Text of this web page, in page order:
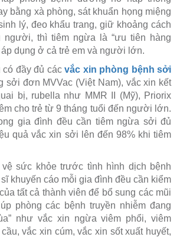
bằng xà phòng, sát khuẩn họng miệng
lý, đeo khẩu trang, giữ khoảng cách
người, thì tiêm ngừa là “ưu tiên hàng
dụng ở cả trẻ em và người lớn.
có đầy đủ cácvắc xin phòng bệnh sởi
sởi đơn MVVac (Việt Nam), vắc xin kết
bị, rubella như MMR II (Mỹ), Priorix
cho trẻ từ 9 tháng tuổi đến người lớn.
gia đình đều cần tiêm ngừa sởi đủ
quả vắc xin sởi lên đến 98% khi tiêm
sức khỏe trước tình hình dịch bệnh
khuyến cáo mỗi gia đình đều cần kiểm
tất cả thành viên để bổ sung các mũi
phòng các bệnh truyền nhiễm đang
như vắc xin ngừa viêm phổi, viêm
vắc xin cúm, vắc xin sốt xuất huyết,